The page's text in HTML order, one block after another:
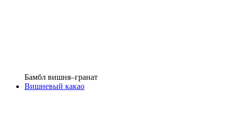
Бамбл вишня–гранат
Вишневый какао